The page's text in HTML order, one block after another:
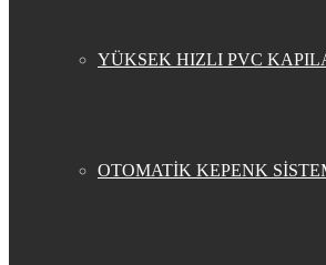
YÜKSEK HIZLI PVC
OTOMATİK KEPENK